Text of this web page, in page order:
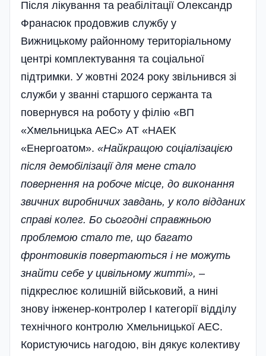
Після лікування та реабілітації Олександр
Франасюк продовжив службу у
Вижницькому районному територіальному
центрі комплектування та соціальної
підтримки. У жовтні 2024 року звільнився зі
служби у званні старшого сержанта та
повернувся на роботу у філію «ВП
«Хмельницька АЕС» АТ «НАЕК
«Енергоатом». «Найкращою соціалізацією
після демобілізації для мене стало
повернення на робоче місце, до виконання
звичних виробничих завдань, у коло відданих
справі колег. Бо сьогодні справжньою
проблемою стало те, що багато
фронтовиків повертаються і не можуть
знайти себе у цивільному житті», –
підкреслює колишній військовий, а нині
знову інженер-контролер І категорії відділу
технічного контролю Хмельницької АЕС.
Користуючись нагодою, він дякує колективу